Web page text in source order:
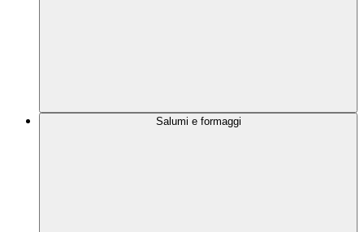
Salumi e formaggi